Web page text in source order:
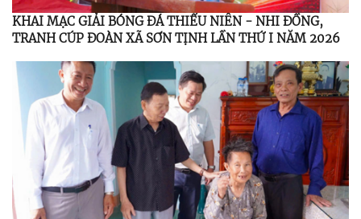
KHAI MẠC GIẢI BÓNG ĐÁ THIẾU NIÊN - NHI ĐỒNG,
TRANH CÚP ĐOÀN XÃ SƠN TỊNH LẦN THỨ I NĂM 2026